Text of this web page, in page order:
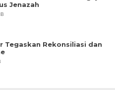
Jenazah
Tegaskan Rekonsiliasi dan